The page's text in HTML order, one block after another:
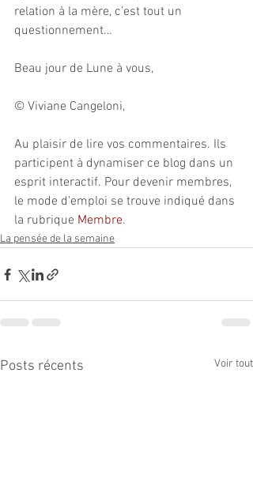
relation à la mère, c’est tout un
questionnement…
Beau jour de Lune à vous,
© Viviane Cangeloni,
Au plaisir de lire vos commentaires. Ils
participent à dynamiser ce blog dans un
esprit interactif. Pour devenir membres,
le mode d’emploi se trouve indiqué dans
la rubrique Membre.
La pensée de la semaine
Posts récents Voir tout